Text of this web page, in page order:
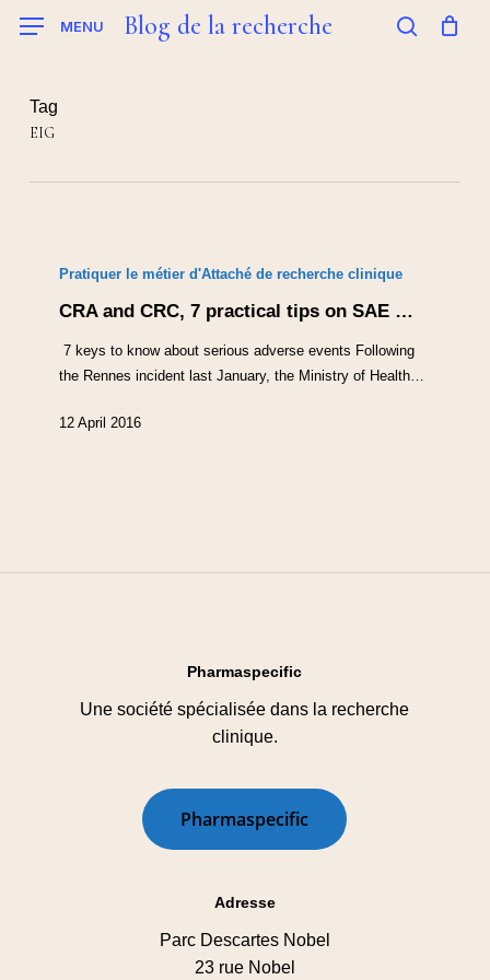
MENU Blog de la recherche
Tag
EIG
Pratiquer le métier d'Attaché de recherche clinique
CRA and CRC, 7 practical tips on SAE …
7 keys to know about serious adverse events Following
the Rennes incident last January, the Ministry of Health…
12 April 2016
Pharmaspecific
Une société spécialisée dans la recherche
clinique.
Pharmaspecific
Adresse
Parc Descartes Nobel
23 rue Nobel